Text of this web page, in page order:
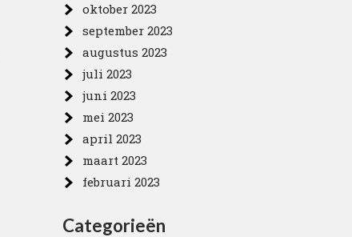
oktober 2023
september 2023
augustus 2023
juli 2023
juni 2023
mei 2023
april 2023
maart 2023
februari 2023
Categorieën